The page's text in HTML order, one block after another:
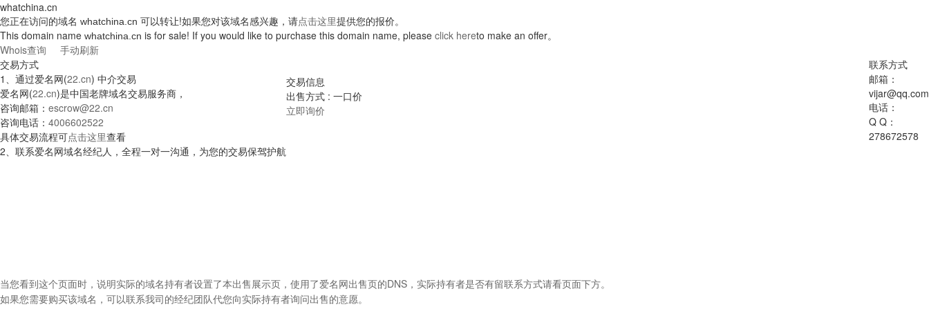
whatchina.cn
您正在访问的域名 whatchina.cn 可以转让!如果您对该域名感兴趣，请点击这里提供您的报价。
This domain name whatchina.cn is for sale! If you would like to purchase this domain name, please click hereto make an offer。
Whois查询
手动刷新
交易方式
1、通过爱名网(22.cn) 中介交易
爱名网(22.cn)是中国老牌域名交易服务商，
咨询邮箱： escrow@22.cn
咨询电话： 4006602522
具体交易流程可点击这里查看
2、联系爱名网域名经纪人，全程一对一沟通，为您的交易保驾护航
联系方式
邮箱：
vijar@qq.com
电话：
Q Q：
278672578
交易信息
出售方式 : 一口价
立即询价
当您看到这个页面时，说明实际的域名持有者设置了本出售展示页，使用了爱名网出售页的DNS，实际持有者是否有留联系方式请看页面下方。
如果您需要购买该域名，可以联系我司的经纪团队代您向实际持有者询问出售的意愿。